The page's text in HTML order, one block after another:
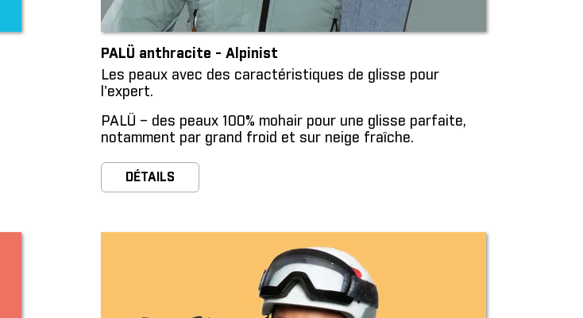
PALÜ anthracite - Alpinist
Les peaux avec des caractéristiques de glisse pour
l'expert.
PALÜ – des peaux 100% mohair pour une glisse parfaite,
notamment par grand froid et sur neige fraîche.
DÉTAILS